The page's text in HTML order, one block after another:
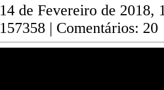
14 de Fevereiro de 2018,
157358 | Comentários: 20